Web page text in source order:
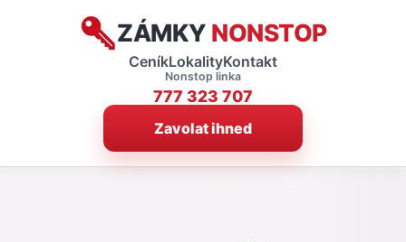
ZÁMKY NONSTOP
CeníkLokalityKontakt
Nonstop linka
777 323 707
Zavolat ihned